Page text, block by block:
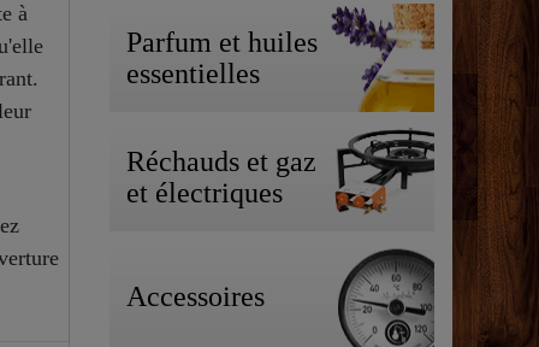
à
Parfum et huiles
essentielles
Réchauds et gaz
et électriques
Accessoires